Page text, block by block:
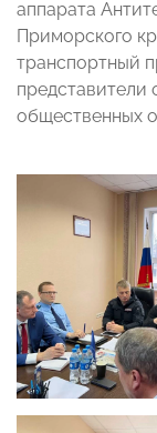
аппарата
Приморского
транспортный
представители
общественных